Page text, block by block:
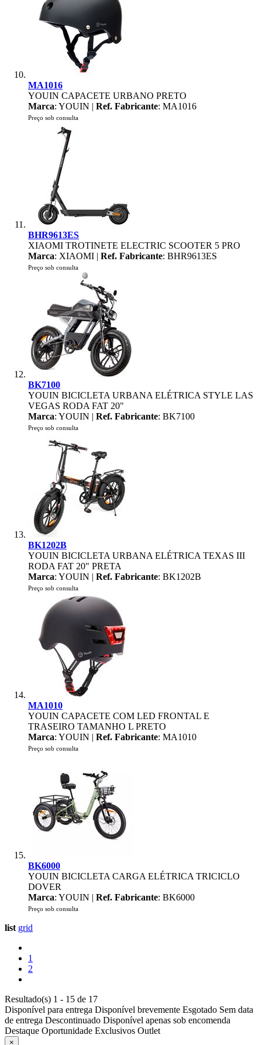
MA1016
YOUIN CAPACETE URBANO PRETO
Marca: YOUIN | Ref. Fabricante: MA1016
Preço sob consulta
BHR9613ES
XIAOMI TROTINETE ELECTRIC SCOOTER 5 PRO
Marca: XIAOMI | Ref. Fabricante: BHR9613ES
Preço sob consulta
BK7100
YOUIN BICICLETA URBANA ELÉTRICA STYLE LAS
VEGAS RODA FAT 20"
Marca: YOUIN | Ref. Fabricante: BK7100
Preço sob consulta
BK1202B
YOUIN BICICLETA URBANA ELÉTRICA TEXAS III
RODA FAT 20" PRETA
Marca: YOUIN | Ref. Fabricante: BK1202B
Preço sob consulta
MA1010
YOUIN CAPACETE COM LED FRONTAL E
TRASEIRO TAMANHO L PRETO
Marca: YOUIN | Ref. Fabricante: MA1010
Preço sob consulta
BK6000
YOUIN BICICLETA CARGA ELÉTRICA TRICICLO
DOVER
Marca: YOUIN | Ref. Fabricante: BK6000
Preço sob consulta
list grid
1
2
Resultado(s) 1 - 15 de 17
Disponível para entrega Disponível brevemente Esgotado Sem data
de entrega Descontinuado Disponível apenas sob encomenda
Destaque Oportunidade Exclusivos Outlet
×